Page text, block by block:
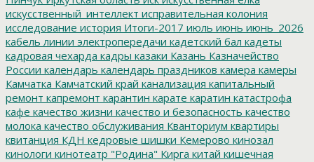
искусственный_интеллект исправительная колония
исследование история Итоги-2017 июль июнь июнь_2026
кабель линии электропередачи кадетский бал кадеты
кадровая чехарда кадры казаки Казань Казначейство
России календарь календарь праздников камера камеры
Камчатка Камчатский край канализация капитальный
ремонт капремонт карантин карате каратин катастрофа
кафе качество жизни качество и безопасность качество
молока качество обслуживания Кванториум квартиры
квитанция КДН кедровые шишки Кемерово кинозал
кинологи кинотеатр "Родина" Кирга китай кишечная